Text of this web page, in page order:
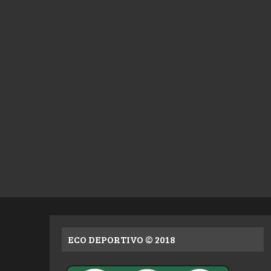
ECO DEPORTIVO © 2018